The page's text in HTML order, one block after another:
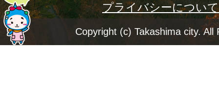
ー
ジ
プライバシーについて
Copyright (c) Takashima city. All